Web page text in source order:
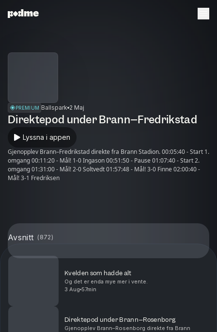
PREMIUM Ballspark 2 Maj
Direktepod under Brann–Fredrikstad
Lyssna i appen
Gjenopplev Brann–Fredrikstad direkte fra Brann Stadion. 00:05:40 - Start 1.
omgang 00:11:20 - Mål! 1-0 Ingason 00:51:50 - Pause 01:07:40 - Start 2.
omgang 01:31:00 - Mål! 2-0 Soltvedt 01:57:48 - Mål! 3-0 Finne 02:00:40 -
Mål! 3-1 Fredriksen
Avsnitt ( 872)
Kvelden som hadde alt
Og det er enda mye mer i vente.
3 Aug 57min
Direktepod under Brann–Rosenborg
Gjenopplev Brann–Rosenborg direkte fra Brann